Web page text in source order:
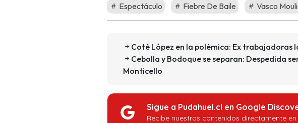
Espectáculo Fiebre De Baile Vasco
Coté López en la polémica: Ex trabajadoras
Cebolla y Bodoque se separan: Despedida
Monticello
Sigue a Pudahuel.cl en Google
Recibe nuestros contenidos directamente en